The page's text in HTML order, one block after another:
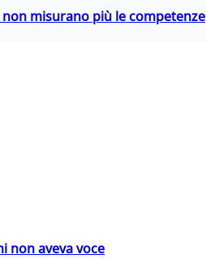
misurano più le competenze
non aveva voce